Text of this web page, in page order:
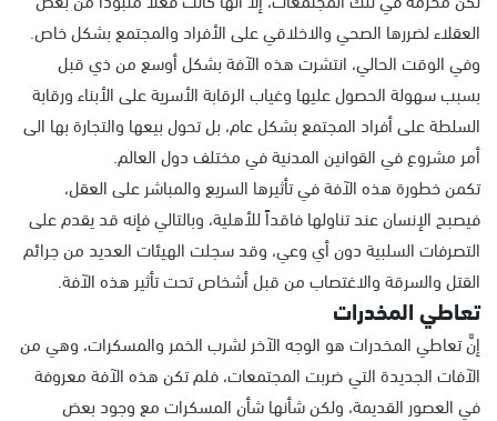
العقلاء لضررها الصحي والاخلاقي على الأفراد والمجتمع بشكل خاص.
وفي الوقت الحالي، انتشرت هذه الآفة بشكل أوسع من ذي قبل
بسبب سهولة الحصول عليها وغياب الرقابة الأسرية على الأبناء ورقابة
السلطة على أفراد المجتمع بشكل عام، بل تحول بيعها والتجارة بها الى
أمر مشروع في القوانين المدنية في مختلف دول العالم.
تكمن خطورة هذه الآفة في تأثيرها السريع والمباشر على العقل،
فيصبح الإنسان عند تناولها فاقداً للأهلية، وبالتالي فإنه قد يقدم على
التصرفات السلبية دون أي وعي، وقد سجلت الهيئات العديد من جرائم
القتل والسرقة والاغتصاب من قبل أشخاص تحت تأثير هذه الآفة.
تعاطي المخدرات
إنَّ تعاطي المخدرات هو الوجه الآخر لشرب الخمر والمسكرات، وهي من
الآفات الجديدة التي ضربت المجتمعات، فلم تكن هذه الآفة معروفة
في العصور القديمة، ولكن شأنها شأن المسكرات مع وجود بعض